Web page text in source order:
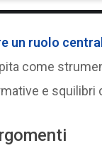
un ruolo
come
e squilibri